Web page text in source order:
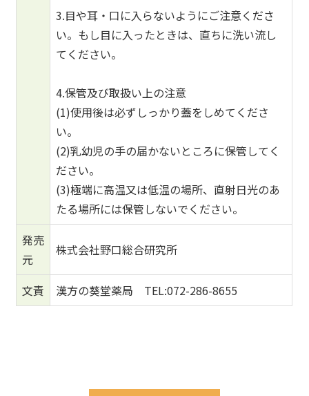
3.目や耳・口に入らないようにご注意くださ
い。もし目に入ったときは、直ちに洗い流し
てください。
4.保管及び取扱い上の注意
(1)使用後は必ずしっかり蓋をしめてくださ
い。
(2)乳幼児の手の届かないところに保管してく
ださい。
(3)極端に高温又は低温の場所、直射日光のあ
たる場所には保管しないでください。
発売
元
株式会社野口総合研究所
文責 漢方の葵堂薬局 TEL:072-286-8655